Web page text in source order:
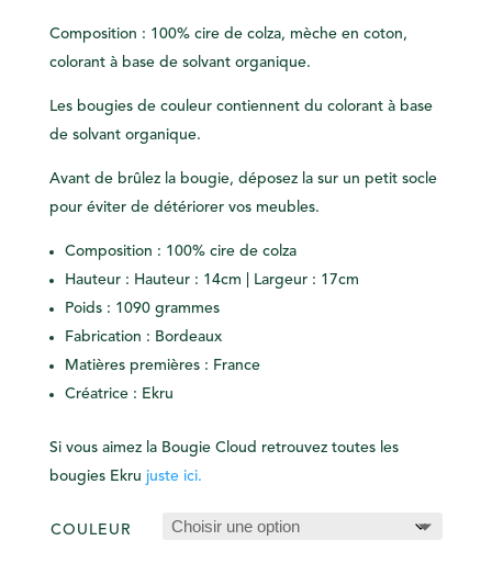
Composition : 100% cire de colza, mèche en coton,
colorant à base de solvant organique.
Les bougies de couleur contiennent du colorant à base
de solvant organique.
Avant de brûlez la bougie, déposez la sur un petit socle
pour éviter de détériorer vos meubles.
Composition : 100% cire de colza
Hauteur : Hauteur : 14cm | Largeur : 17cm
Poids : 1090 grammes
Fabrication : Bordeaux
Matières premières : France
Créatrice : Ekru
Si vous aimez la Bougie Cloud retrouvez toutes les
bougies Ekru juste ici.
COULEUR